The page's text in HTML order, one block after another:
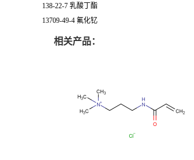
138-22-7 乳酸丁酯
13709-49-4 氟化钇
相关产品：